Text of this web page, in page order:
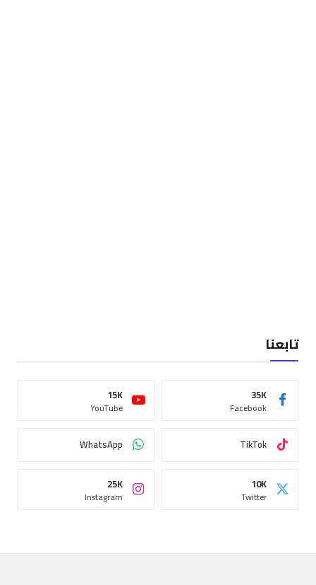
تابعنا
Facebook
35K
YouTube
15K
TikTok
WhatsApp
Twitter
10K
Instagram
25K